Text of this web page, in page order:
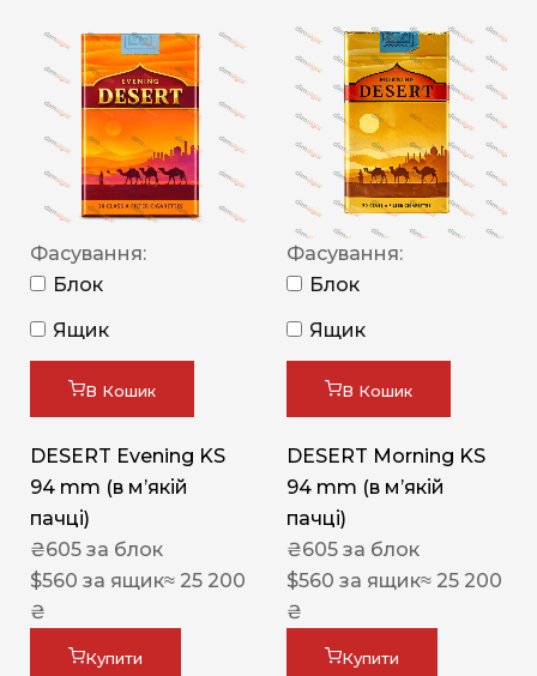
Фасування:
Блок
Ящик
В Кошик
DESERT Evening KS
94 mm (в мʼякій
пачці)
₴605 за блок
$560 за ящик≈ 25 200
₴
Купити
Фасування:
Блок
Ящик
В Кошик
DESERT Morning KS
94 mm (в мʼякій
пачці)
₴605 за блок
$560 за ящик≈ 25 200
₴
Купити